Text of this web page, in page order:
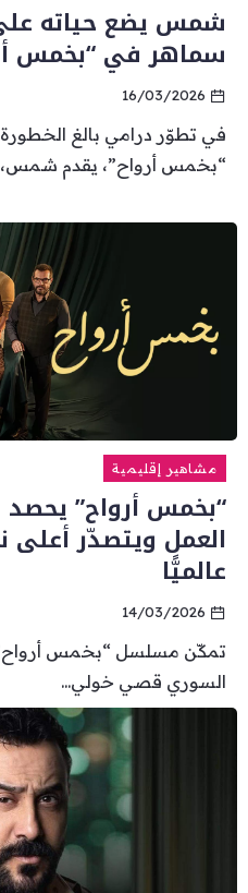
شمس يضع حياته
سماهر في “بخمس
16/03/2026
في تطوّر درامي بالغ
“بخمس أرواح”، يقدم شمس،
مشاهير إقليمية
“بخمس أرواح” يحصد
العمل ويتصدّر
عالميًّا
14/03/2026
تمكّن مسلسل “بخمس أرواح”
السوري قصي خولي...